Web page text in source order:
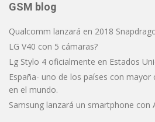
GSM blog
Qualcomm lanzará en 2018
LG V40 con 5 cámaras?
Lg Stylo 4 oficialmente en Estados
España- uno de los países con
en el mundo.
Samsung lanzará un smartphone con